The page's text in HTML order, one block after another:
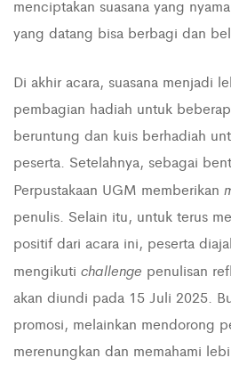
menciptakan suasana yang
yang datang bisa berbagi dan
Di akhir acara, suasana menjadi
pembagian hadiah untuk
beruntung dan kuis berhadiah
peserta. Setelahnya, sebagai
Perpustakaan UGM memberikan
penulis. Selain itu, untuk terus
positif dari acara ini, peserta
mengikuti challenge penulisan
akan diundi pada 15 Juli 2025.
promosi, melainkan mendorong
merenungkan dan memahami